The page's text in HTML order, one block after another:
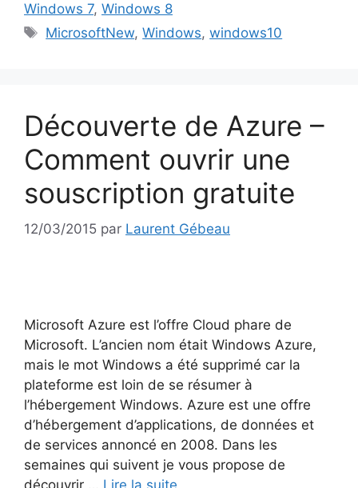
Windows 7, Windows 8
Étiquettes
MicrosoftNew,Windows,windows10
Découverte de Azure –
Comment ouvrir une
souscription gratuite
12/03/2015 par Laurent Gébeau
Microsoft Azure est l’offre Cloud phare de
Microsoft. L’ancien nom était Windows Azure,
mais le mot Windows a été supprimé car la
plateforme est loin de se résumer à
l’hébergement Windows. Azure est une offre
d’hébergement d’applications, de données et
de services annoncé en 2008. Dans les
semaines qui suivent je vous propose de
découvrir … Lire la suite